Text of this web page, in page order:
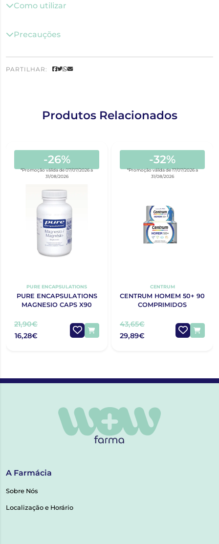
Como utilizar
Precauções
PARTILHAR:
Produtos Relacionados
-26%
*Promoção válida de 07/07/2026 a
31/08/2026
PURE ENCAPSULATIONS
PURE ENCAPSULATIONS
MAGNESIO CAPS X90
21,90€
16,28€
-32%
*Promoção válida de 17/07/2026 a
31/08/2026
CENTRUM
CENTRUM HOMEM 50+ 90
COMPRIMIDOS
43,65€
29,89€
A Farmácia
Sobre Nós
Localização e Horário